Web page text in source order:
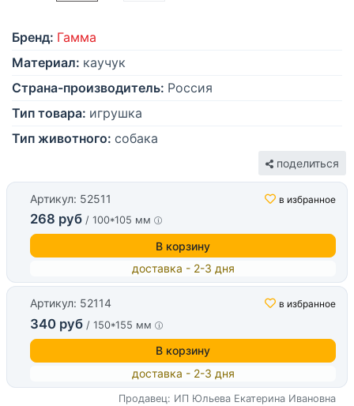
Бренд: Гамма
Материал: каучук
Страна-производитель: Россия
Тип товара: игрушка
Тип животного: собака
поделиться
Артикул: 52511 в избранное
268 руб / 100*105 мм
В корзину
доставка - 2-3 дня
Артикул: 52114 в избранное
340 руб / 150*155 мм
В корзину
доставка - 2-3 дня
Продавец: ИП Юльева Екатерина Ивановна